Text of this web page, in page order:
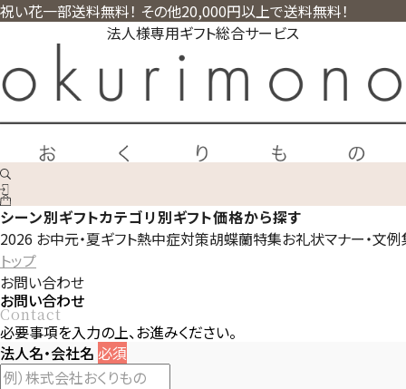
祝い花一部送料無料！ その他20,000円以上で送料無料！
法人様専用ギフト総合サービス
シーン別ギフトカテゴリ別ギフト価格から探す
2026 お中元・夏ギフト熱中症対策胡蝶蘭特集お礼状マナー・文
トップ
お問い合わせ
お問い合わせ
Contact
必要事項を入力の上、お進みください。
法人名・会社名 必須